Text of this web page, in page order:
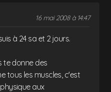
16 mai 2008 à 14:47
à 24 sa et 2 jours.
te donne des
tous les muscles, c'est
aux